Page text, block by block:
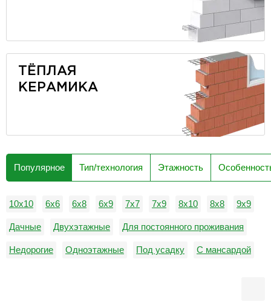
ТЁПЛАЯ
КЕРАМИКА
Популярное Тип/технология Этажность
10х10 6x6 6x8 6х9 7х7 7х9 8х10 8х8 9х9
Дачные Двухэтажные Для постоянного проживания
Недорогие Одноэтажные Под усадку С мансардой